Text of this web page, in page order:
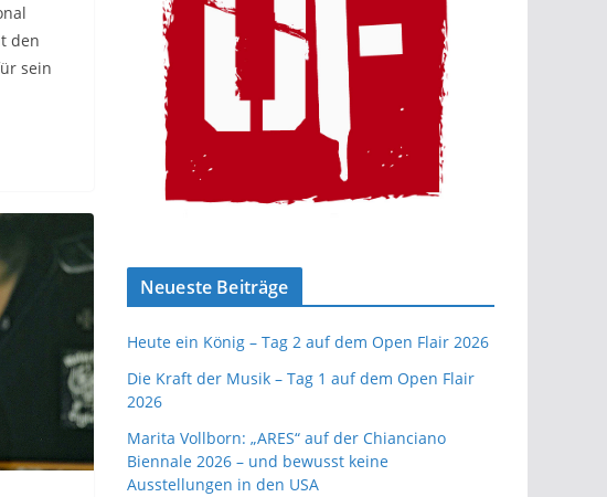
den
sein
Neueste Beiträge
Heute ein König – Tag 2 auf dem Open Flair 2026
Die Kraft der Musik – Tag 1 auf dem Open Flair
2026
Marita Vollborn: „ARES“ auf der Chianciano
Biennale 2026 – und bewusst keine
Ausstellungen in den USA